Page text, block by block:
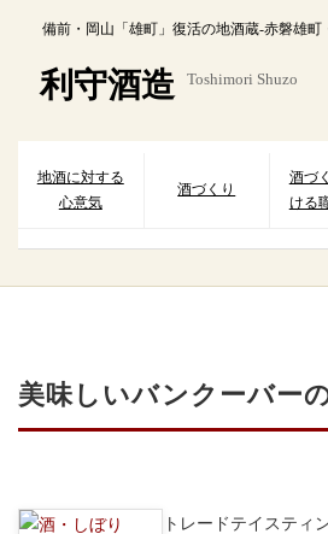
備前・岡山「雄町」復活の地酒蔵-赤磐雄町
利守酒造 Toshimori Shuzo
地酒に対する
心意気
酒づくり
酒づ
ける
美味しいバンクーバー
トレードテイスティ